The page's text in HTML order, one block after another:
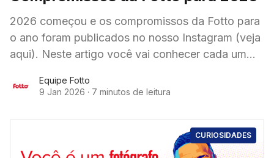
2026 começou e os compromissos da Fotto para
o ano foram publicados no nosso Instagram (veja
aqui). Neste artigo você vai conhecer cada um
Equipe Fotto
9 Jan 2026 · 7 minutos de leitura
CURIOSIDADES